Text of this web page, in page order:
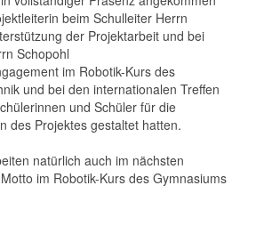
beim Schulleiter Herrn
der Projektarbeit und bei
Schopohl
im Robotik-Kurs des
und bei den internationalen Treffen
und Schüler für die
des Projektes gestaltet hatten.
natürlich auch im nächsten
im Robotik-Kurs des Gymnasiums